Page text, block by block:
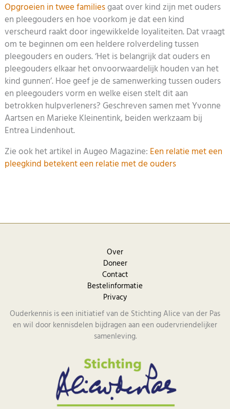
Opgroeien in twee familiesgaat over kind zijn met ouders
en pleegouders en hoe voorkom je dat een kind
verscheurd raakt door ingewikkelde loyaliteiten. Dat vraagt
om te beginnen om een heldere rolverdeling tussen
pleegouders en ouders. ‘Het is belangrijk dat ouders en
pleegouders elkaar het onvoorwaardelijk houden van het
kind gunnen’. Hoe geef je de samenwerking tussen ouders
en pleegouders vorm en welke eisen stelt dit aan
betrokken hulpverleners? Geschreven samen met Yvonne
Aartsen en Marieke Kleinentink, beiden werkzaam bij
Entrea Lindenhout.
Zie ook het artikel in Augeo Magazine: Een relatie met een
pleegkind betekent een relatie met de ouders
Over
Doneer
Contact
Bestelinformatie
Privacy
Ouderkennis is een initiatief van de Stichting Alice van der Pas
en wil door kennisdelen bijdragen aan een oudervriendelijker
samenleving.